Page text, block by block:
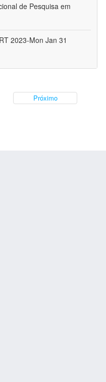
de Pesquisa em
2023-Mon Jan 31
Próximo